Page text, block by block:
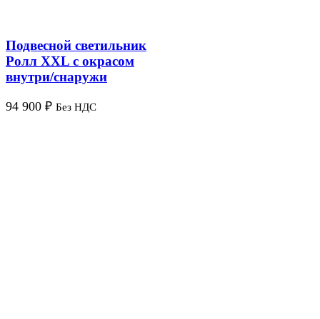
Подвесной светильник
Ролл XXL с окрасом
внутри/снаружи
94 900 ₽ Без НДС